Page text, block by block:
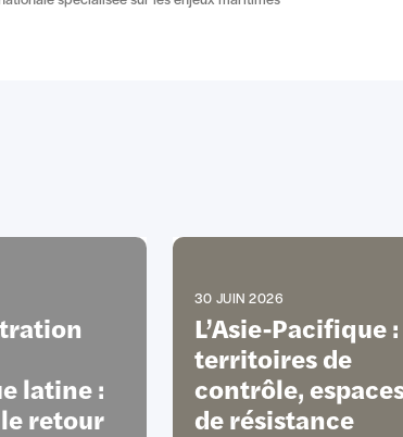
latine :
retour
30 JUIN 2026
L’Asie-Pacifique :
territoires de
contrôle,
de résistance